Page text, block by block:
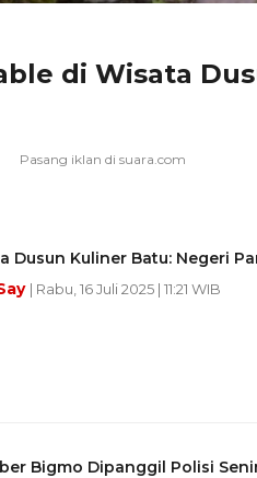
di Wisata
Dusun Kuliner Batu: Negeri
| Rabu, 16 Juli 2025 | 11:21 WIB
Bigmo Dipanggil Polisi